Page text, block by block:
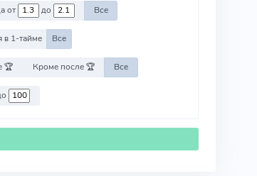
Победа от до Все
в 1-тайме Все
🏆 Кроме после 🏆 Все